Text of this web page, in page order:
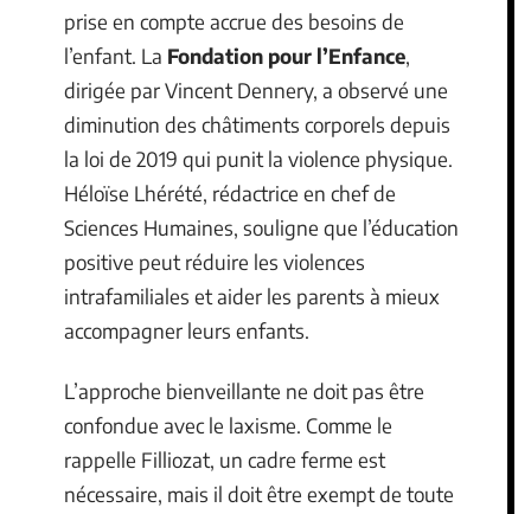
prise en compte accrue des besoins de
l’enfant. La Fondation pour l’Enfance,
dirigée par Vincent Dennery, a observé une
diminution des châtiments corporels depuis
la loi de 2019 qui punit la violence physique.
Héloïse Lhérété, rédactrice en chef de
Sciences Humaines, souligne que l’éducation
positive peut réduire les violences
intrafamiliales et aider les parents à mieux
accompagner leurs enfants.
L’approche bienveillante ne doit pas être
confondue avec le laxisme. Comme le
rappelle Filliozat, un cadre ferme est
nécessaire, mais il doit être exempt de toute